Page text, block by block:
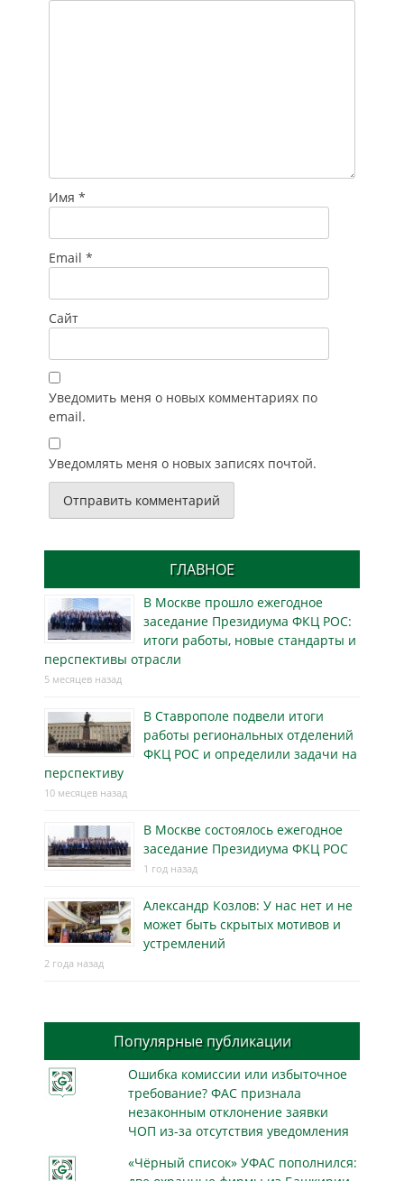
Имя *
Email *
Сайт
Уведомить меня о новых комментариях по
email.
Уведомлять меня о новых записях почтой.
ГЛАВНОЕ
В Москве прошло ежегодное
заседание Президиума ФКЦ РОС:
итоги работы, новые стандарты и
перспективы отрасли
5 месяцев назад
В Ставрополе подвели итоги
работы региональных отделений
ФКЦ РОС и определили задачи на
перспективу
10 месяцев назад
В Москве состоялось ежегодное
заседание Президиума ФКЦ РОС
1 год назад
Александр Козлов: У нас нет и не
может быть скрытых мотивов и
устремлений
2 года назад
Популярные публикации
Ошибка комиссии или избыточное
требование? ФАС признала
незаконным отклонение заявки
ЧОП из-за отсутствия уведомления
«Чёрный список» УФАС пополнился: